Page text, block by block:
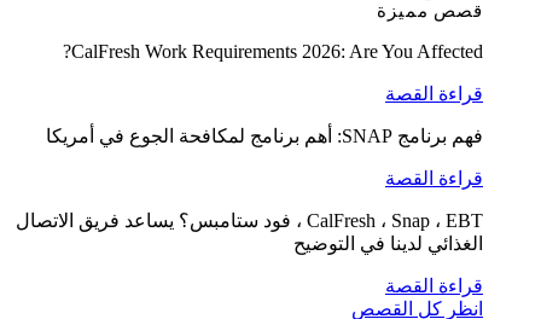
قصص مميزة
CalFresh Work Requirements 2026: Are You Affected?
قراءة القصة
فهم برنامج SNAP: أهم برنامج لمكافحة الجوع في أمريكا
قراءة القصة
CalFresh ، Snap ، EBT ، فود ستامبس؟ يساعد فريق الاتصال
الغذائي لدينا في التوضيح
قراءة القصة
انظر كل القصص